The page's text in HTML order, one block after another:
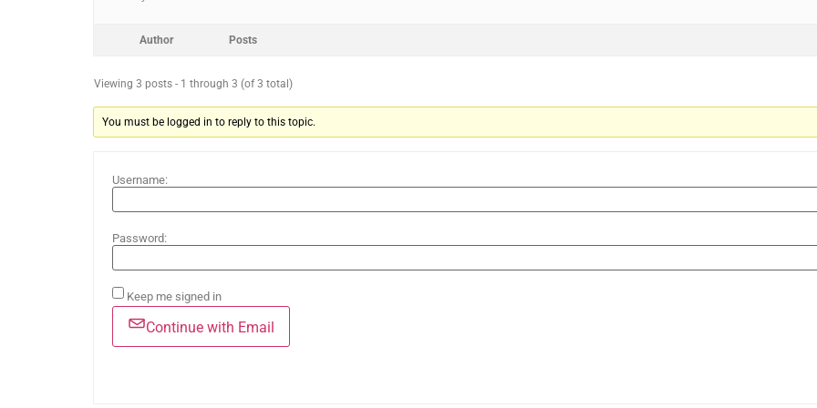
Author Posts
Viewing 3 posts - 1 through 3 (of 3 total)
You must be logged in to reply to this topic.
Username:
Password:
Keep me signed in
Continue with Email